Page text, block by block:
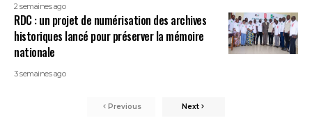
2 semaines ago
RDC : un projet de numérisation des archives
historiques lancé pour préserver la mémoire
nationale
3 semaines ago
Previous Next